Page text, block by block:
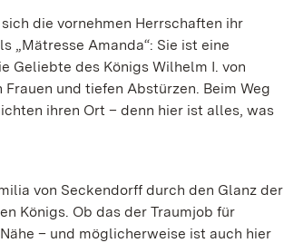
die vornehmen Herrschaften ihr
„Mätresse Amanda“: Sie ist eine
Geliebte des Königs Wilhelm I. von
und tiefen Abstürzen. Beim Weg
ihren Ort – denn hier ist alles, was
von Seckendorff durch den Glanz der
Königs. Ob das der Traumjob für
– und möglicherweise ist auch hier